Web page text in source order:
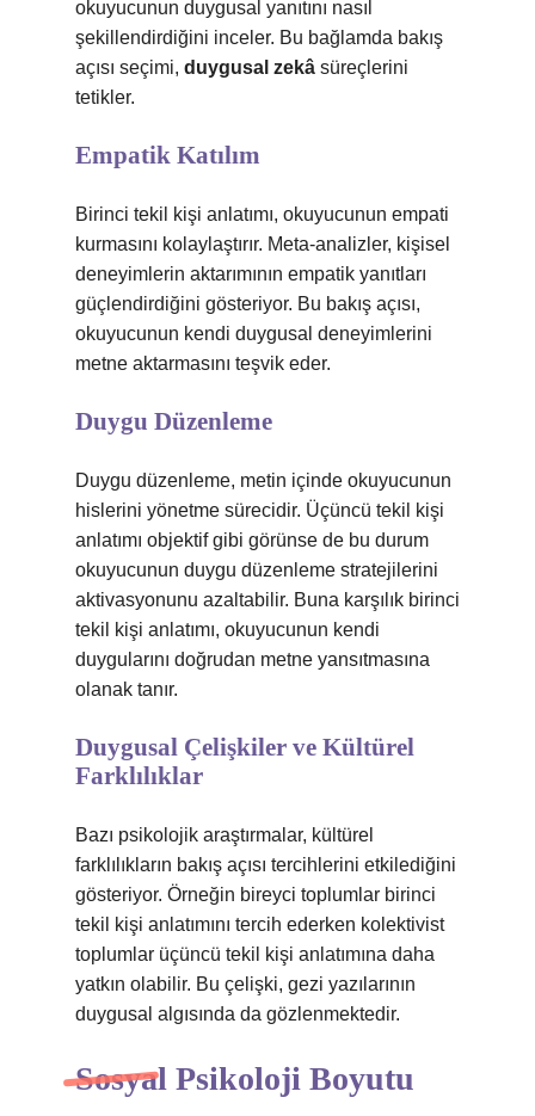
okuyucunun duygusal yanıtını nasıl
şekillendirdiğini inceler. Bu bağlamda bakış
açısı seçimi, duygusal zekâ süreçlerini
tetikler.
Empatik Katılım
Birinci tekil kişi anlatımı, okuyucunun empati
kurmasını kolaylaştırır. Meta-analizler, kişisel
deneyimlerin aktarımının empatik yanıtları
güçlendirdiğini gösteriyor. Bu bakış açısı,
okuyucunun kendi duygusal deneyimlerini
metne aktarmasını teşvik eder.
Duygu Düzenleme
Duygu düzenleme, metin içinde okuyucunun
hislerini yönetme sürecidir. Üçüncü tekil kişi
anlatımı objektif gibi görünse de bu durum
okuyucunun duygu düzenleme stratejilerini
aktivasyonunu azaltabilir. Buna karşılık birinci
tekil kişi anlatımı, okuyucunun kendi
duygularını doğrudan metne yansıtmasına
olanak tanır.
Duygusal Çelişkiler ve Kültürel
Farklılıklar
Bazı psikolojik araştırmalar, kültürel
farklılıkların bakış açısı tercihlerini etkilediğini
gösteriyor. Örneğin bireyci toplumlar birinci
tekil kişi anlatımını tercih ederken kolektivist
toplumlar üçüncü tekil kişi anlatımına daha
yatkın olabilir. Bu çelişki, gezi yazılarının
duygusal algısında da gözlenmektedir.
Sosyal Psikoloji Boyutu